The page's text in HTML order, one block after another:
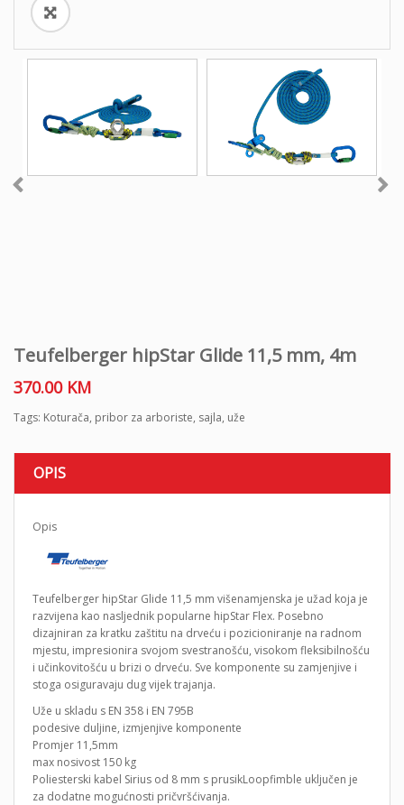
Teufelberger hipStar Glide 11,5 mm, 4m
370.00 KM
Tags: Koturača, pribor za arboriste, sajla, uže
OPIS
Opis
Teufelberger hipStar Glide 11,5 mm višenamjenska je užad koja je
razvijena kao nasljednik popularne hipStar Flex. Posebno
dizajniran za kratku zaštitu na drveću i pozicioniranje na radnom
mjestu, impresionira svojom svestranošću, visokom fleksibilnošću
i učinkovitošću u brizi o drveću. Sve komponente su zamjenjive i
stoga osiguravaju dug vijek trajanja.
Uže u skladu s EN 358 i EN 795B
podesive duljine, izmjenjive komponente
Promjer 11,5mm
max nosivost 150 kg
Poliesterski kabel Sirius od 8 mm s prusikLoopfimble uključen je
za dodatne mogućnosti pričvršćivanja.